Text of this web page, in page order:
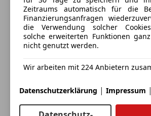
Wegfahrsperre
Zentralverriegelung
Zentralverriegelung mit
Extras
Alufelgen
Innenspiegel automatisch
Pannenkit
Eintauschwagen: Kaufen und
(unverbindlich).
Fahrzeugdaten hinzufügen
Zeitraums automatisch für die
Finanzierungsanfragen
die Verwendung solcher
solche erweiterten Funktionen
nicht genutzt werden.
Wir arbeiten mit 224 Anbietern
Datenschutzerklärung | Impressum |